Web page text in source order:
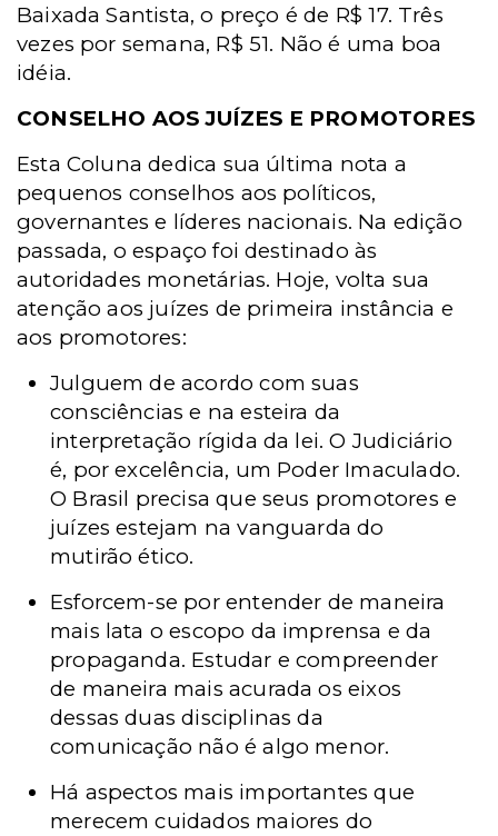
Baixada Santista, o preço é de R$ 17. Três
vezes por semana, R$ 51. Não é uma boa
idéia.
CONSELHO AOS JUÍZES E PROMOTORES
Esta Coluna dedica sua última nota a
pequenos conselhos aos políticos,
governantes e líderes nacionais. Na edição
passada, o espaço foi destinado às
autoridades monetárias. Hoje, volta sua
atenção aos juízes de primeira instância e
aos promotores:
Julguem de acordo com suas
consciências e na esteira da
interpretação rígida da lei. O Judiciário
é, por excelência, um Poder Imaculado.
O Brasil precisa que seus promotores e
juízes estejam na vanguarda do
mutirão ético.
Esforcem-se por entender de maneira
mais lata o escopo da imprensa e da
propaganda. Estudar e compreender
de maneira mais acurada os eixos
dessas duas disciplinas da
comunicação não é algo menor.
Há aspectos mais importantes que
merecem cuidados maiores do